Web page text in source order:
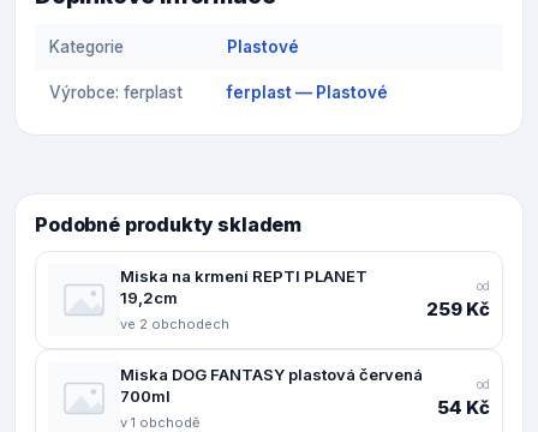
Kategorie Plastové
Výrobce: ferplast ferplast — Plastové
Podobné produkty skladem
Miska na krmení REPTI PLANET
19,2cm
ve 2 obchodech
od
259 Kč
Miska DOG FANTASY plastová červená
700ml
v 1 obchodě
od
54 Kč